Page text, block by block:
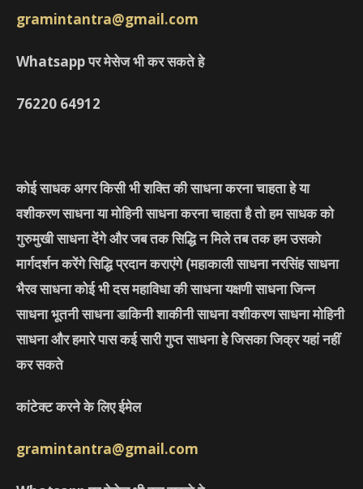
gramintantra@gmail.com
Whatsapp पर मेसेज भी कर सकते हे
76220 64912
कोई साधक अगर किसी भी शक्ति की साधना करना चाहता हे या
वशीकरण साधना या मोहिनी साधना करना चाहता है तो हम साधक को
गुरुमुखी साधना देंगे और जब तक सिद्धि न मिले तब तक हम उसको
मार्गदर्शन करेंगे सिद्धि प्रदान कराएंगे (महाकाली साधना नरसिंह साधना
भैरव साधना कोई भी दस महाविधा की साधना यक्षणी साधना जिन्न
साधना भूतनी साधना डाकिनी शाकीनी साधना वशीकरण साधना मोहिनी
साधना और हमारे पास कई सारी गुप्त साधना हे जिसका जिक्र यहां नहीं
कर सकते
कांटेक्ट करने के लिए ईमेल
gramintantra@gmail.com